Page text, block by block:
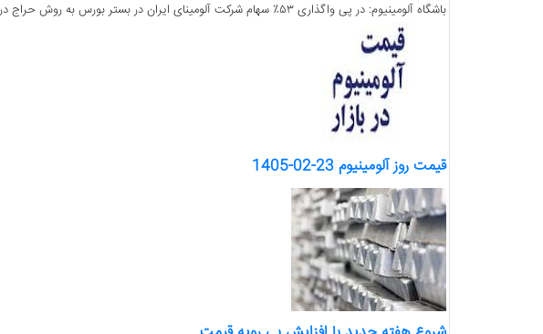
باشگاه آلومینیوم: در پی واگذاری ۵۳٪ سهام شرکت آلومینای ایران در بستر بورس به روش حراج در تاریخ ۱۴۰۴/۱۱/۲۱ با قیمت پایه هر سهم به ارزش ۲۰۵۹۴ تومان حدود...
قیمت روز آلومینیوم 23-02-1405